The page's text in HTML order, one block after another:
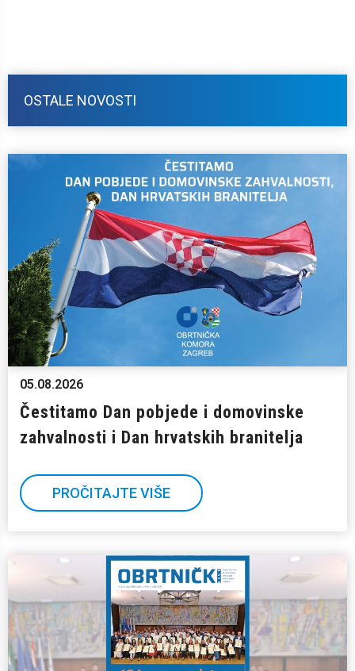
OSTALE NOVOSTI
05.08.2026
Čestitamo Dan pobjede i domovinske
zahvalnosti i Dan hrvatskih branitelja
PROČITAJTE VIŠE